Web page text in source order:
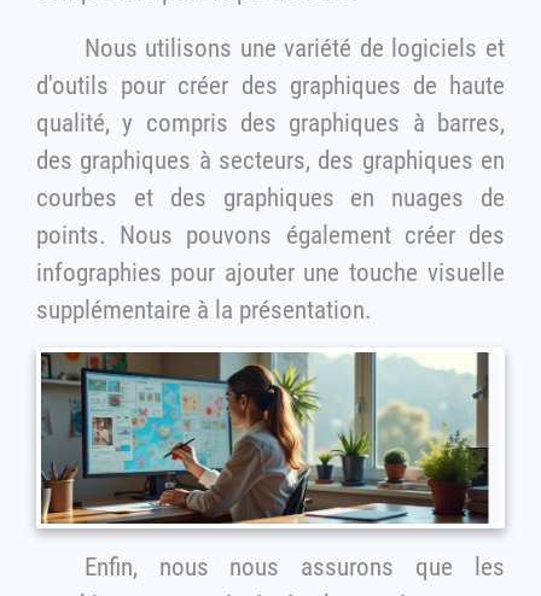
Nous utilisons une variété de logiciels et
d'outils pour créer des graphiques de haute
qualité, y compris des graphiques à barres,
des graphiques à secteurs, des graphiques en
courbes et des graphiques en nuages de
points. Nous pouvons également créer des
infographies pour ajouter une touche visuelle
supplémentaire à la présentation.
Enfin, nous nous assurons que les